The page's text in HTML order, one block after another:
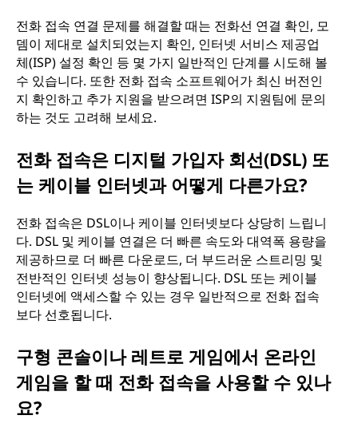
전화 접속 연결 문제를 해결할 때는 전화선 연결 확인, 모
뎀이 제대로 설치되었는지 확인, 인터넷 서비스 제공업
체(ISP) 설정 확인 등 몇 가지 일반적인 단계를 시도해 볼
수 있습니다. 또한 전화 접속 소프트웨어가 최신 버전인
지 확인하고 추가 지원을 받으려면 ISP의 지원팀에 문의
하는 것도 고려해 보세요.
전화 접속은 디지털 가입자 회선(DSL) 또
는 케이블 인터넷과 어떻게 다른가요?
전화 접속은 DSL이나 케이블 인터넷보다 상당히 느립니
다. DSL 및 케이블 연결은 더 빠른 속도와 대역폭 용량을
제공하므로 더 빠른 다운로드, 더 부드러운 스트리밍 및
전반적인 인터넷 성능이 향상됩니다. DSL 또는 케이블
인터넷에 액세스할 수 있는 경우 일반적으로 전화 접속
보다 선호됩니다.
구형 콘솔이나 레트로 게임에서 온라인
게임을 할 때 전화 접속을 사용할 수 있나
요?